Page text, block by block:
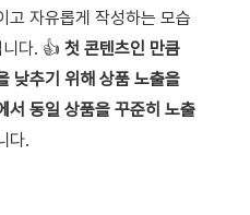
고 자유롭게 작성하는 모습
다. 👍 첫 콘텐츠인 만큼
낮추기 위해 상품 노출을
서 동일 상품을 꾸준히 노출
다.